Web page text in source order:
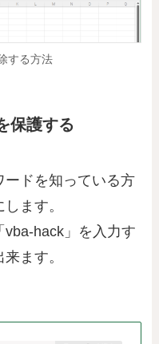
する方法
保護する
ードを知っている方
ます。
vba-hack」を入力す
ます。